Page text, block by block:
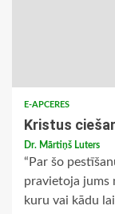
E-APCERES
Kristus
Dr. Mārtiņš Luters
“Par šo
pravietoja jums
kuru vai kādu